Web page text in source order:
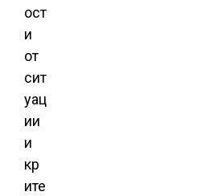
ост
и
от
сит
уац
ии
и
кр
ите